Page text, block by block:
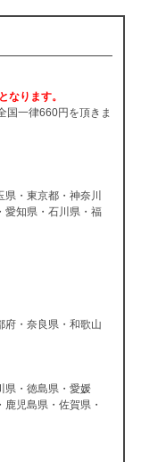
なります。
国一律660円を頂きま
・東京都・神奈川
愛知県・石川県・福
府・奈良県・和歌山
県・徳島県・愛媛
児島県・佐賀県・